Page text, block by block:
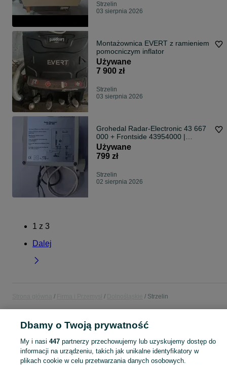
Strzelin
03 sierpnia 2026
Montażownica EVERT z ramieniem
pomocniczym inflator
Używane
7 900 zł
Strzelin
03 sierpnia 2026
Grohedal Radar-Electronic 43 667
000 + Frontside 43954000 |
Komplet
Używane
799 zł
Strzelin
02 sierpnia 2026
1 z 3
Dalej
Strzelin
FIRMA I PRZEMYSŁ
KATEGORIA
Dbamy o Twoją prywatność
My i nasi 447partnerzy przechowujemy lub uzyskujemy dostęp do
informacji na urządzeniu, takich jak unikalne identyfikatory w
plikach cookie w celu przetwarzania danych osobowych.